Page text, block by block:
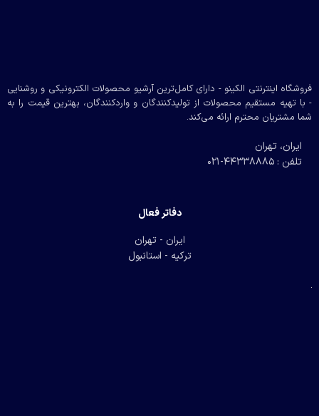
فروشگاه اینترنتی الکینو - دارای کامل‌ترین آرشیو محصولات الکترونیکی و روشنایی
- با تهیه مستقیم محصولات از تولیدکنندگان و واردکنندگان، بهترین قیمت را به
شما مشتریان محترم ارائه می‌کند.
ایران، تهران
تلفن : 44338885-021
دفاتر فعال
ایران - تهران
ترکیه - استانبول